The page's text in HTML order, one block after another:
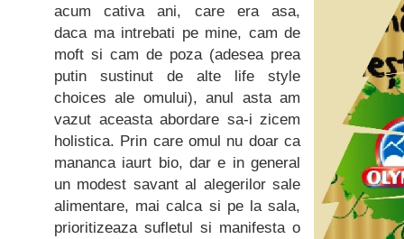
acum cativa ani, care era asa,
daca ma intrebati pe mine, cam de
moft si cam de poza (adesea prea
putin sustinut de alte life style
choices ale omului), anul asta am
vazut aceasta abordare sa-i zicem
holistica. Prin care omul nu doar ca
mananca iaurt bio, dar e in general
un modest savant al alegerilor sale
alimentare, mai calca si pe la sala,
prioritizeaza sufletul si manifesta o